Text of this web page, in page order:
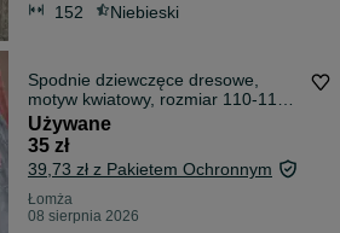
152 Niebieski
Spodnie dziewczęce dresowe,
motyw kwiatowy, rozmiar 110-116,
Zestaw
Używane
35 zł
39,73 zł z Pakietem Ochronnym
Łomża
08 sierpnia 2026